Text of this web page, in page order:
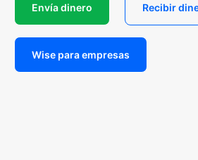
Envía dinero Recibir
Wise para empresas